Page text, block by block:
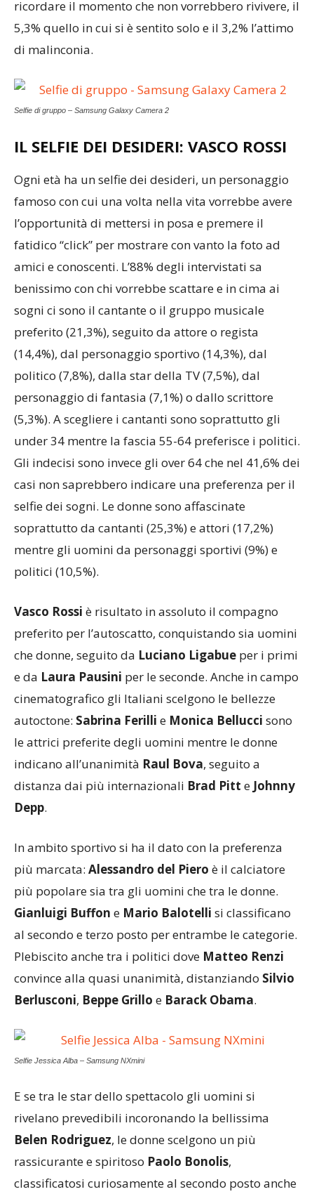
ricordare il momento che non vorrebbero rivivere, il
5,3% quello in cui si è sentito solo e il 3,2% l’attimo
di malinconia.
Selfie di gruppo – Samsung Galaxy Camera 2
IL SELFIE DEI DESIDERI: VASCO ROSSI
Ogni età ha un selfie dei desideri, un personaggio
famoso con cui una volta nella vita vorrebbe avere
l’opportunità di mettersi in posa e premere il
fatidico “click” per mostrare con vanto la foto ad
amici e conoscenti. L’88% degli intervistati sa
benissimo con chi vorrebbe scattare e in cima ai
sogni ci sono il cantante o il gruppo musicale
preferito (21,3%), seguito da attore o regista
(14,4%), dal personaggio sportivo (14,3%), dal
politico (7,8%), dalla star della TV (7,5%), dal
personaggio di fantasia (7,1%) o dallo scrittore
(5,3%). A scegliere i cantanti sono soprattutto gli
under 34 mentre la fascia 55-64 preferisce i politici.
Gli indecisi sono invece gli over 64 che nel 41,6% dei
casi non saprebbero indicare una preferenza per il
selfie dei sogni. Le donne sono affascinate
soprattutto da cantanti (25,3%) e attori (17,2%)
mentre gli uomini da personaggi sportivi (9%) e
politici (10,5%).
Vasco Rossi è risultato in assoluto il compagno
preferito per l’autoscatto, conquistando sia uomini
che donne, seguito da Luciano Ligabue per i primi
e da Laura Pausini per le seconde. Anche in campo
cinematografico gli Italiani scelgono le bellezze
autoctone: Sabrina Ferilli e Monica Bellucci sono
le attrici preferite degli uomini mentre le donne
indicano all’unanimità Raul Bova, seguito a
distanza dai più internazionali Brad Pitt e Johnny
Depp.
In ambito sportivo si ha il dato con la preferenza
più marcata: Alessandro del Piero è il calciatore
più popolare sia tra gli uomini che tra le donne.
Gianluigi Buffon e Mario Balotelli si classificano
al secondo e terzo posto per entrambe le categorie.
Plebiscito anche tra i politici dove Matteo Renzi
convince alla quasi unanimità, distanziando Silvio
Berlusconi, Beppe Grillo e Barack Obama.
Selfie Jessica Alba – Samsung NXmini
E se tra le star dello spettacolo gli uomini si
rivelano prevedibili incoronando la bellissima
Belen Rodriguez, le donne scelgono un più
rassicurante e spiritoso Paolo Bonolis,
classificatosi curiosamente al secondo posto anche